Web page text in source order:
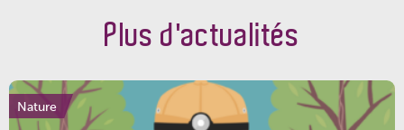
Plus d'actualités
Nature